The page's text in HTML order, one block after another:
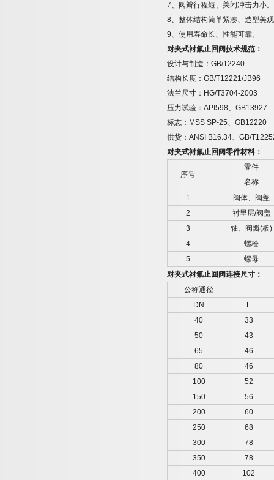
7、阀瓣行程短、关闭冲击力小。
8、整体结构简单紧凑、造型美
9、使用寿命长、性能可靠。
对夹式衬氟止回阀技术规范：
设计与制造： GB/12240
结构长度： GB/T12221/JB96
法兰尺寸： HG/T3704-2003
压力试验： API598、 GB13927
标志： MSS SP-25、 GB12220
供货： ANSI B16.34、 GB/
对夹式衬氟止回阀零件材料：
序号
零件
名称
1
阀体、阀盖
2
衬里层/阀盖
3
轴、阀瓣(板)
4
螺栓
5
螺母
对夹式衬氟止回阀连接尺寸：
公称通径
DN
L
40
33
50
43
65
46
80
46
100
52
150
56
200
60
250
68
300
78
350
78
400
102